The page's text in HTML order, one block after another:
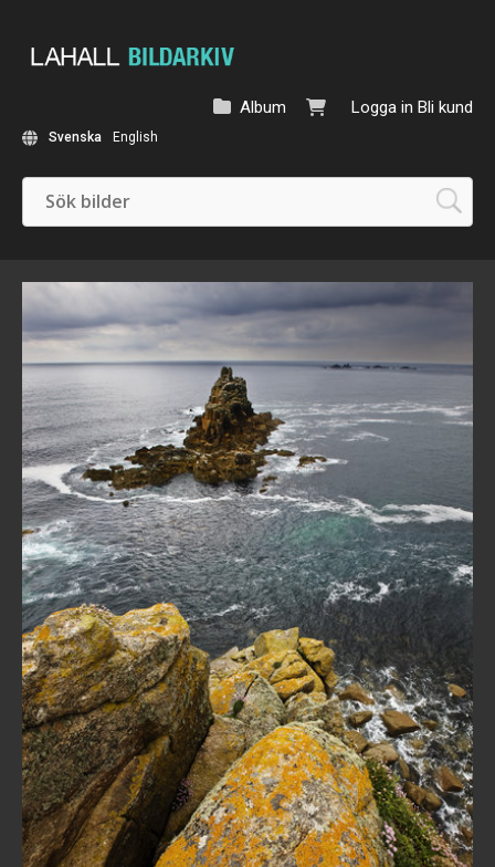
Logga in Bli kund
Album
Svenska English